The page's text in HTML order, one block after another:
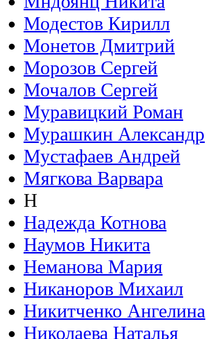
Модестов Кирилл
Монетов Дмитрий
Морозов Сергей
Мочалов Сергей
Муравицкий Роман
Мурашкин Александр
Мустафаев Андрей
Мягкова Варвара
Н
Надежда Котнова
Наумов Никита
Неманова Мария
Никаноров Михаил
Никитченко Ангелина
Николаева Наталья